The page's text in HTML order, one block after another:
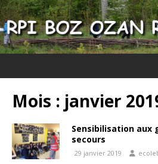
Mois : janvier
Sensibilisation aux
secours
29 janvier 2019